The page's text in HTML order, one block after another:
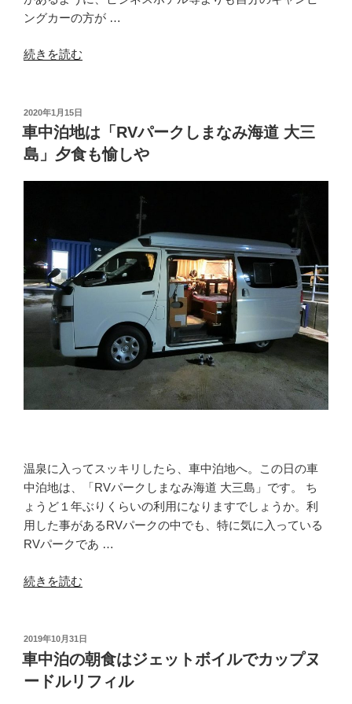
ングカーの方が …
“波
を
バ
ッ
に
朝
食
と
テ
ィ
【RV
ク】
で”
の
続きを読む
投
稿
日:
2020年1月15日
車中泊地は「RVパークしまなみ海道 大三
島」夕食も愉しや
温泉に入ってスッキリしたら、車中泊地へ。この日の車
中泊地は、「RVパークしまなみ海道 大三島」です。 ち
ょうど１年ぶりくらいの利用になりますでしょうか。利
用した事があるRVパークの中でも、特に気に入っている
RVパークであ …
“車
地
は
「RV
続きを読む
投
稿
日:
2019年10月31日
車中泊の朝食はジェットボイルでカップヌ
ードルリフィル